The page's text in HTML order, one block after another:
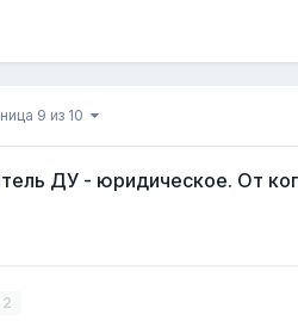
9 из 10
ДУ - юридическое. От
2